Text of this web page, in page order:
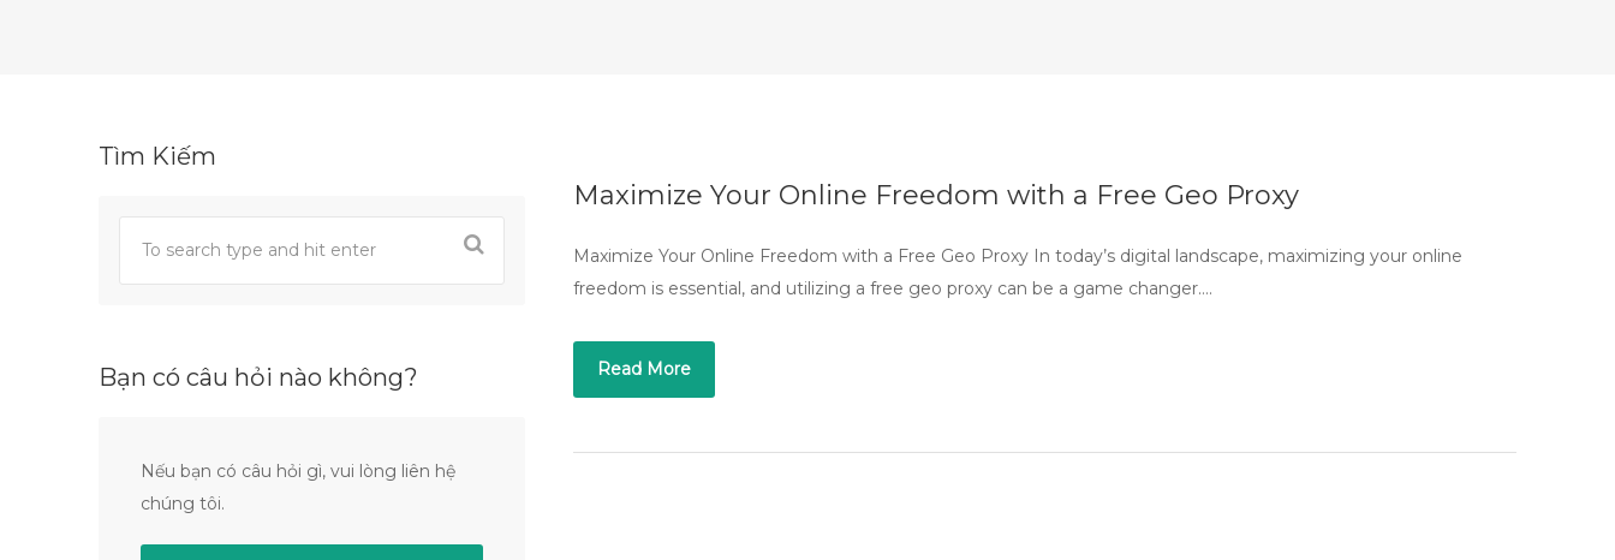
Maximize Your Online Freedom with a Free Geo Proxy
Maximize Your Online Freedom with a Free Geo Proxy In today’s digital landscape, maximizing your online
freedom is essential, and utilizing a free geo proxy can be a game changer….
Read More
Tìm Kiếm
Bạn có câu hỏi nào không?
Nếu bạn có câu hỏi gì, vui lòng liên hệ
chúng tôi.